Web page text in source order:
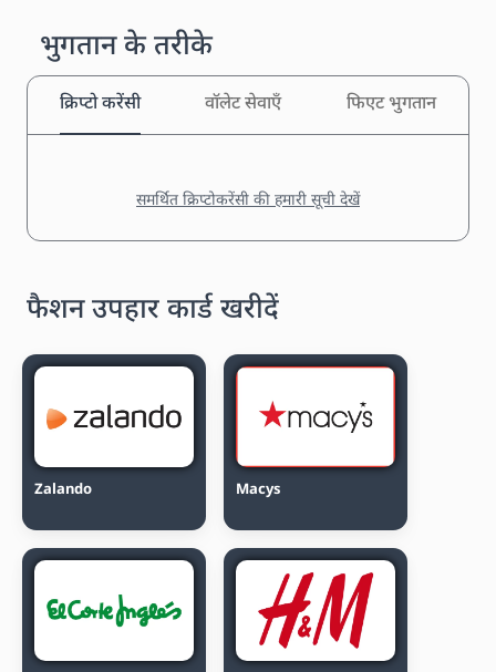
भुगतान के तरीके
क्रिप्टो करेंसी वॉलेट सेवाएँ फिएट भुगतान
समर्थित क्रिप्टोकरेंसी की हमारी सूची देखें
फैशन उपहार कार्ड खरीदें
Zalando Macys